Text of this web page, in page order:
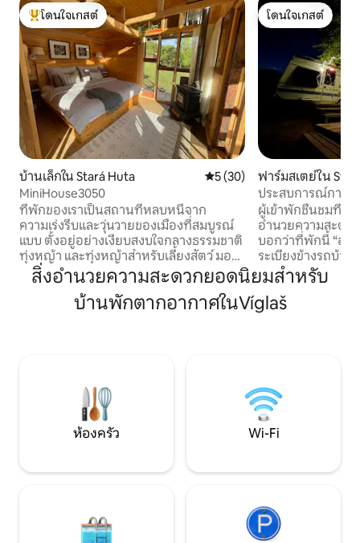
โดนใจเกสต์ที่สุด
โดนใจเกสต์
บ้านเล็กใน Stará Huta คะแนนเฉลี่ย 5 จาก 5, 30 รีวิว
5 (30)
MiniHouse3050
ที่พักของเราเป็นสถานที่หลบหนีจาก
ความเร่งรีบและวุ่นวายของเมืองที่สมบูรณ์
แบบ ตั้งอยู่อย่างเงียบสงบใจกลางธรรมชาติ
ทุ่งหญ้า และทุ่งหญ้าสำหรับเลี้ยงสัตว์ มอบ
ความสะดวกสบายและการพักผ่อน คุณ
สามารถสัมผัสพระอาทิตย์ขึ้นที่สวยงามใน
ตอนเช้าและ ในตอนเย็นเพื่อชมท้องฟ้ายาม
เขียนถึงเราได้เฉพาะสัตว์เลี้ยงขนาดเล็กที่มี
น้ำหนักไม่เกิน 6 กก. เช่าแบบไม่มีบริการ
โดนใจเกสต์
โดนใจเกสต์
ฟาร์มสเตย์ใน
ประสบการณ์การเ
Farmársky Park
ผู้เข้าพักชื่นชมที่ตั้ง
อำนวยความสะดว
บอกว่าที่พักนี้ “อบ
ระเบียงข้างรถบ้า
เป็นการปิดท้ายวันที่น่ารื่น
ในสภาพแวดล้อมที่
เกเลซี คุณต้องสัม
ค่ำคืนที่เต็มไปด้วยดวงดาว
สิ่งอำนวยความสะดวกยอดนิยมสำหรับ
บ้านพักตากอากาศในVíglaš
ห้องครัว Wi-Fi